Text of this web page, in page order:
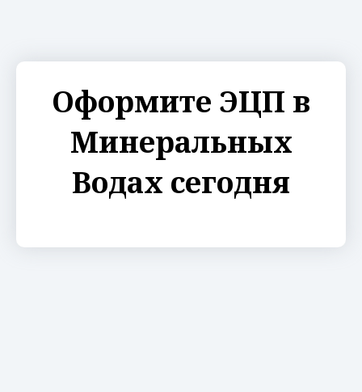
Оформите ЭЦП в
Минеральных
Водах сегодня